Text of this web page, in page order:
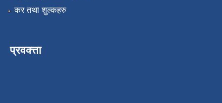
कर तथा शुल्कहरु
प्रवक्त्ता